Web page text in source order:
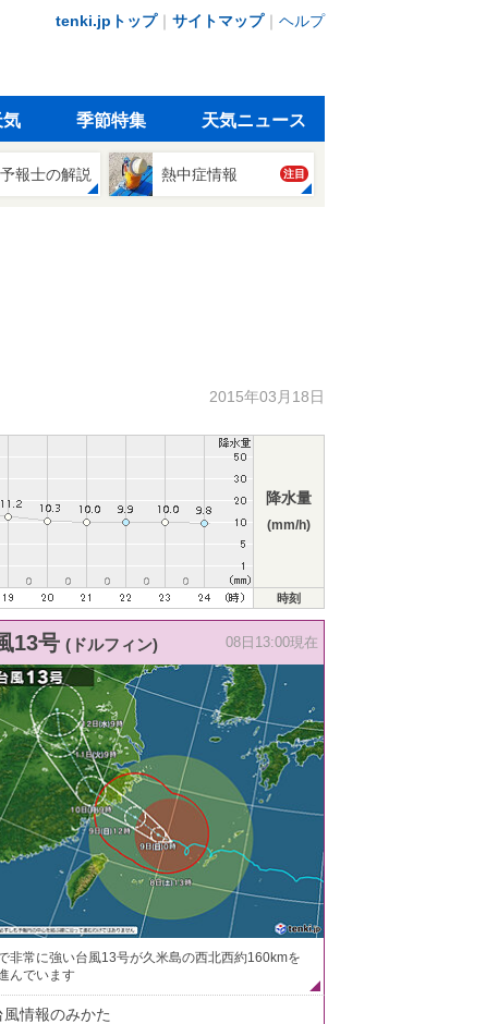
tenki.jpトップ｜ サイトマップ｜ ヘルプ
気 季節特集 天気ニュース
報士の解説 熱中症情報 注目
2015年03月18日
降水量
(mm/h)
時刻
13号 (ドルフィン) 08日13:00現在
非常に強い台風13号が久米島の西北西約160kmを
んでいます
風情報のみかた